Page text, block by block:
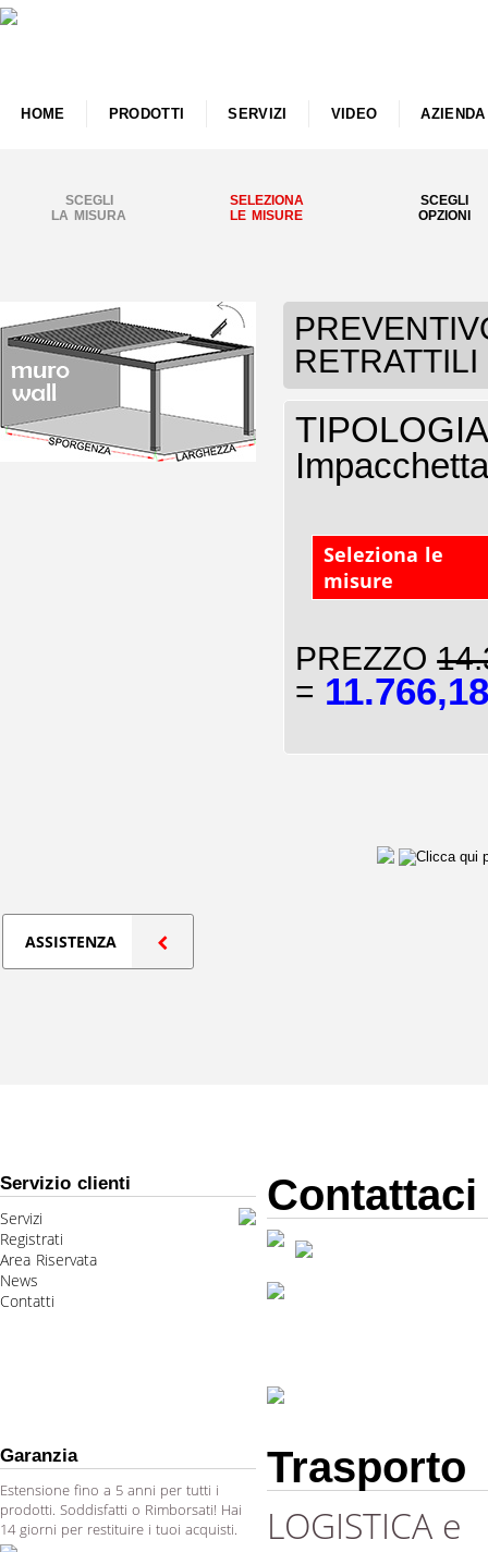
HOME PRODOTTI SERVIZI VIDEO AZIENDA
SCEGLI
LA MISURA
SELEZIONA
LE MISURE
SCEGLI
OPZIONI
Seleziona le
misure
PREZZO
=
ASSISTENZA
Servizio clienti
Servizi
Registrati
Area Riservata
News
Contatti
Contattaci
Garanzia
Estensione fino a 5 anni per tutti i
prodotti. Soddisfatti o Rimborsati! Hai
14 giorni per restituire i tuoi acquisti.
Trasporto
LOGISTICA e